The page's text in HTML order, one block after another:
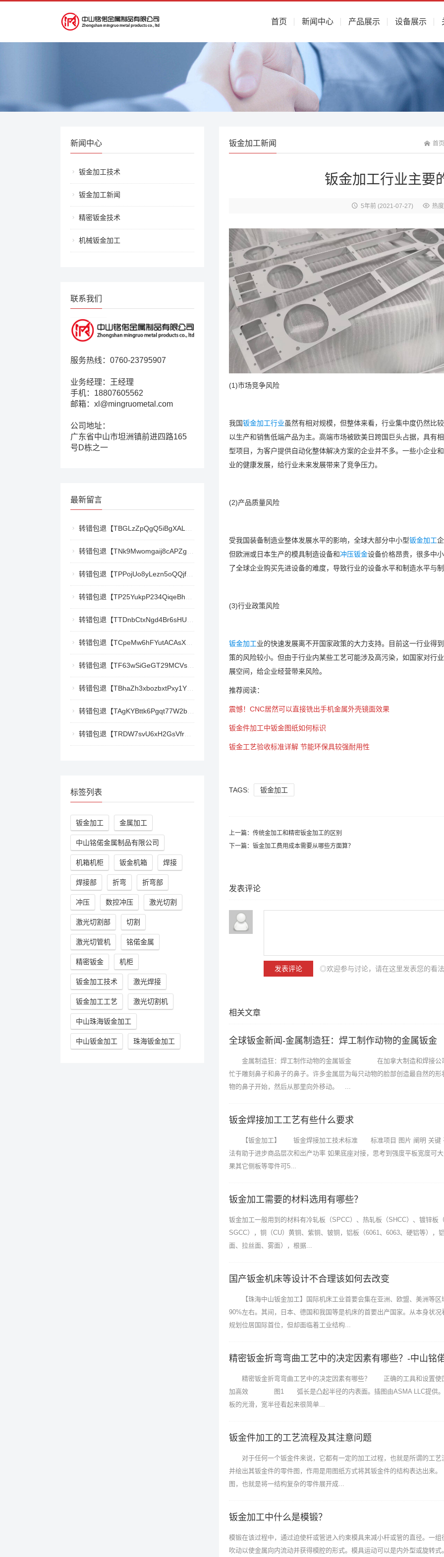
首页 新闻中心 产品展示 设备展示
新闻中心
钣金加工技术
钣金加工新闻
精密钣金技术
机械钣金加工
联系我们
服务热线：0760-23795907
业务经理：王经理
手机：18807605562
邮箱：xl@mingruometal.com
公司地址：
广东省中山市坦洲镇前进四路165
号D栋之一
最新留言
转错包退【TBGLzZpQgQ5iBgXALSFLTY1USFGgDAwdFQ】客服TeleGram:【@TrxEm】
转错包退【TNk9Mwomgaij8cAPZgnkZzR1TrYEkCt3nt】客服TeleGram:【@TrxEm】
转错包退【TPPojUo8yLezn5oQQjffqH2cKTCb9oTm8Y】客服TeleGram:【@TrxEm】
转错包退【TP25YukpP234QiqeBhgnmga3NXXmCSY22R】客服TeleGram:【@TrxEm】
转错包退【TTDnbCtxNgd4Br6sHUJ1qnw1mHQywZfbgD】客服TeleGram:【@TrxEm】
转错包退【TCpeMw6hFYutACAsXkX3UvyCUjec17MoLF】客服TeleGram:【@TrxEm】
转错包退【TF63wSiGeGT29MCVswWQ5eAr6xD9LkQBPm】客服TeleGram:【@TrxEm】
转错包退【TBhaZh3xbozbxtPxy1YF4QaK2e77777777】客服TeleGram:【@TrxEm】
转错包退【TAgKYBttk6Pgqt77W2bg3Kmyk3RyjoZEti】客服TeleGram:【@TrxEm】
转错包退【TRDW7svU6xH2GsVfr7TqAZQ412cwxbMpBK】客服TeleGram:【@TrxEm】
标签列表
钣金加工 金属加工
中山铭偌金属制品有限公司
机箱机柜 钣金机箱 焊接
焊接部 折弯 折弯部
冲压 数控冲压 激光切割
激光切割部 切割
激光切管机 铭偌金属
精密钣金 机柜
钣金加工技术 激光焊接
钣金加工工艺 激光切割机
中山珠海钣金加工
中山钣金加工 珠海钣金加工
钣金加工新闻 首页
钣金加工行业主要
5年前(2021-07-27) 热
(1)市场竞争风险
我国钣金加工行业虽然有相对规模，但整体来看，行业集中度仍然比
以生产和销售低端产品为主。高端市场被欧美日跨国巨头占据，具有
型项目，为客户提供自动化整体解决方案的企业并不多。一些小企业
业的健康发展，给行业未来发展带来了竞争压力。
(2)产品质量风险
受我国装备制造业整体发展水平的影响，全球大部分中小型钣金加工
但欧洲或日本生产的模具制造设备和冲压钣金设备价格昂贵，很多中
了全球企业购买先进设备的难度，导致行业的设备水平和制造水平与
(3)行业政策风险
钣金加工业的快速发展离不开国家政策的大力支持。目前这一行业得
策的风险较小。但由于行业内某些工艺可能涉及高污染，如国家对行
展空间，给企业经营带来风险。
推荐阅读：
震憾！CNC居然可以直接铣出手机金属外壳镜面效果
钣金件加工中钣金图纸如何标识
钣金工艺验收标准详解 节能环保具较强耐用性
TAGS: 钣金加工
上一篇： 传统金加工和精密钣金加工的区别
下一篇： 钣金加工费用成本需要从哪些方面算？
发表评论
◎欢迎参与讨论，请在这里发表您的看
相关文章
全球钣金新闻-金属制造狂：焊工制作动物的金属钣金
金属制造狂：焊工制作动物的金属钣金 在加拿大制造和焊接公司
忙于雕刻鼻子和鼻子的鼻子。许多金属层为每只动物的脸部创造最自然的形
物的鼻子开始，然后从那里向外移动。 ...
钣金焊接加工工艺有些什么要求
【钣金加工】 钣金焊接加工技术标准 标准项目 图片 阐明 关键
法有助于进步商品层次和出产功率 如果底座对接，思考到强度平板宽度可
果其它侧板等零件可5...
钣金加工需要的材料选用有哪些？
钣金加工一般用到的材料有冷轧板（SPCC）、热轧板（SHCC）、镀锌板
SGCC），铜（CU）黄铜、紫铜、铍铜，铝板（6061、6063、硬铝等），
面、拉丝面、雾面），根据...
国产钣金机床等设计不合理该如何去改变
【珠海中山钣金加工】国际机床工业首要会集在亚洲、欧盟、美洲等区
90%左右。其间，日本、德国和我国等是机床的首要出产国家。从本身状况
规划位居国际首位，但却面临着工业结构...
精密钣金折弯弯曲工艺中的决定因素有哪些？-中山铭
精密钣金折弯弯曲工艺中的决定因素有哪些？ 正确的工具和设置使
加高效 图1 弧长是凸起半径的内表面。插图由ASMA LLC提供
板的光滑，宽半径看起来很简单...
钣金件加工的工艺流程及其注意问题
对于任何一个钣金件来说，它都有一定的加工过程，也就是所谓的
并绘出其钣金件的零件图，作用是用图纸方式将其钣金件的结构表达出
图，也就是将一结构复杂的零件展开成...
钣金加工中什么是模锻？
模锻在该过程中，通过迫使杆或管进入约束模具来减小杆或管的直径。一组
吹动以使金属向内流动并获得模腔的形式。模具运动可以是内外型或旋转式